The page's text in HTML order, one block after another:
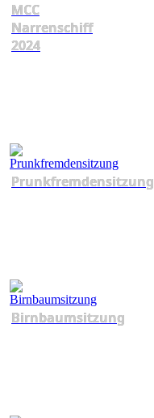
MCC
Narrenschiff
2024
Prunkfremdensitzung
Birnbaumsitzung